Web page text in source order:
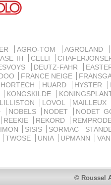
AGRO-TOM AGROLAND
IH CELLI
DEUTZ-FAHR
FRANCE NEIGE
HORTECH HUARD HYSTER
KONGSKILDE
LILLISTON LOVOL MAILLEUX
NOBELS NODET NODET
REEKIE REKORD
SISIS SORMAC
TWOSE UNIA UPMANN
© Roussel